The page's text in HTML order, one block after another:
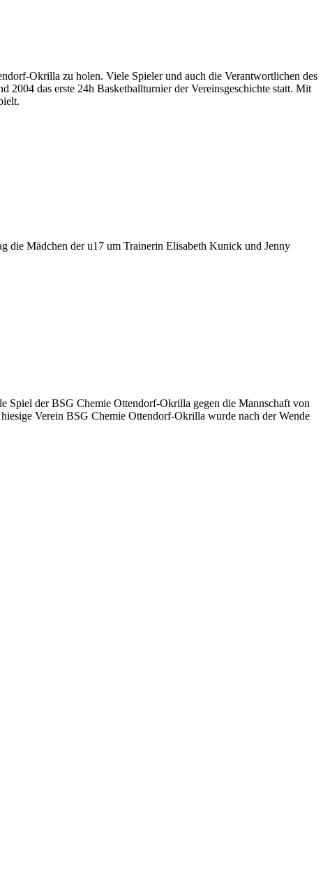
Okrilla zu holen. Viele Spieler und auch die Verantwortlichen des
2004 das erste 24h Basketballturnier der Vereinsgeschichte statt. Mit
die Mädchen der u17 um Trainerin Elisabeth Kunick und Jenny
Spiel der BSG Chemie Ottendorf-Okrilla gegen die Mannschaft von
Verein BSG Chemie Ottendorf-Okrilla wurde nach der Wende